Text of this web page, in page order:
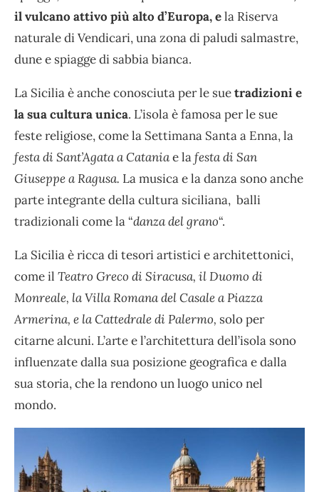
il vulcano attivo più alto d’Europa, ela Riserva
naturale di Vendicari, una zona di paludi salmastre,
dune e spiagge di sabbia bianca.
La Sicilia è anche conosciuta per le suetradizioni e
la sua cultura unica. L’isola è famosa per le sue
feste religiose, come la Settimana Santa a Enna, la
festa di Sant’Agata a Cataniae lafesta di San
Giuseppe a Ragusa. La musica e la danza sono anche
parte integrante della cultura siciliana, balli
tradizionali come la “danza del grano“.
La Sicilia è ricca di tesori artistici e architettonici,
come il Teatro Greco di Siracusa, il Duomo di
Monreale, la Villa Romana del Casale a Piazza
Armerina, e la Cattedrale di Palermo, solo per
citarne alcuni. L’arte e l’architettura dell’isola sono
influenzate dalla sua posizione geografica e dalla
sua storia, che la rendono un luogo unico nel
mondo.